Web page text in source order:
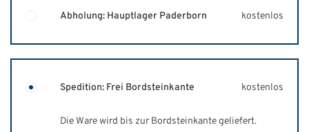
Abholung: Hauptlager Paderborn kostenlos
Spedition: Frei Bordsteinkante kostenlos
Die Ware wird bis zur Bordsteinkante geliefert.